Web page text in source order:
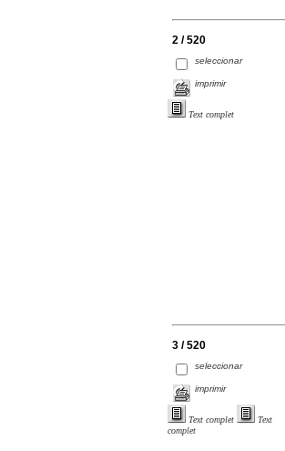
2 / 520
seleccionar
imprimir
Text complet
3 / 520
seleccionar
imprimir
Text complet
Text
complet